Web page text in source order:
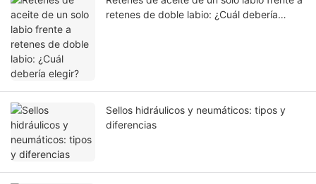
retenes de doble labio: ¿Cuál debería
Sellos hidráulicos y neumáticos: tipos y
diferencias